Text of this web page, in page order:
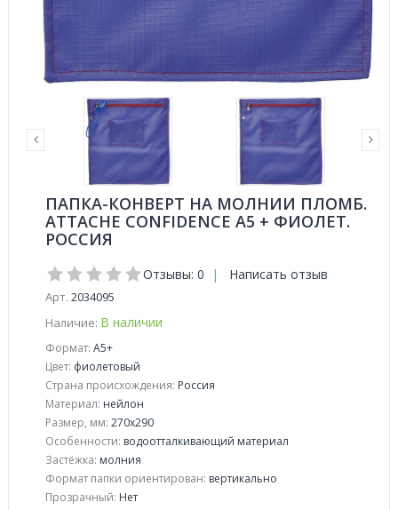
ПАПКА-КОНВЕРТ НА МОЛНИИ ПЛОМБ.
ATTACHE CONFIDENCE А5 + ФИОЛЕТ.
РОССИЯ
Отзывы: 0 | Написать отзыв
Арт. 2034095
Наличие: В наличии
Формат: А5+
Цвет: фиолетовый
Страна происхождения: Россия
Материал: нейлон
Размер, мм: 270x290
Особенности: водоотталкивающий материал
Застёжка: молния
Формат папки ориентирован: вертикально
Прозрачный: Нет